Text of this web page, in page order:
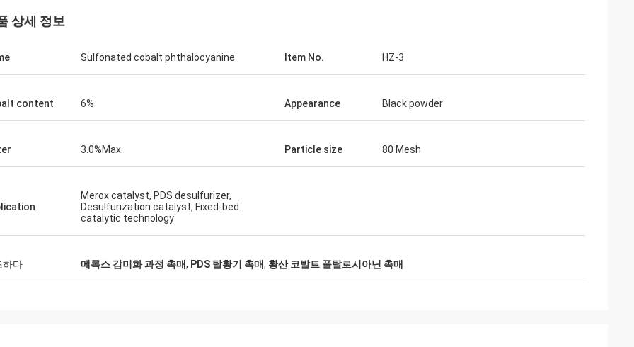
상세 정보
Sulfonated cobalt phthalocyanine Item No. HZ-3
content 6% Appearance Black powder
3.0%Max. Particle size 80 Mesh
Merox catalyst, PDS desulfurizer,
Desulfurization catalyst, Fixed-bed
catalytic technology
하다 메록스 감미화 과정 촉매, PDS 탈황기 촉매, 황산 코발트 플탈로시아닌 촉매